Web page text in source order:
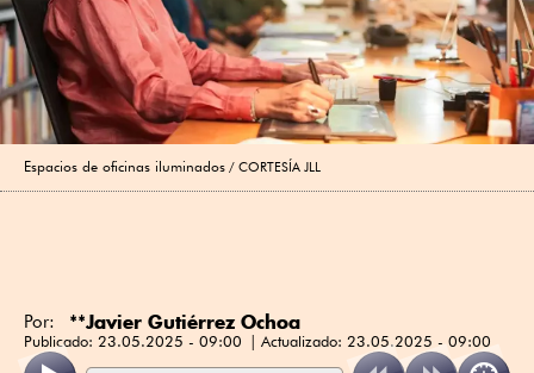
Espacios de oficinas iluminados CORTESÍA JLL
Por: **Javier Gutiérrez Ochoa
Publicado: 23.05.2025 - 09:00 Actualizado: 23.05.2025 - 09:00